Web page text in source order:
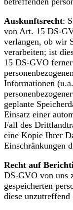
Auskunftsrecht:
von Art. 15 DS-
verlangen, ob wir
verarbeiten; ist
15 DS-GVO
Informationen
geplante
Einsatz einer
Fall des
eine Kopie Ihrer
Einschränkungen
Recht auf
DS-GVO von uns
gespeicherten
diese